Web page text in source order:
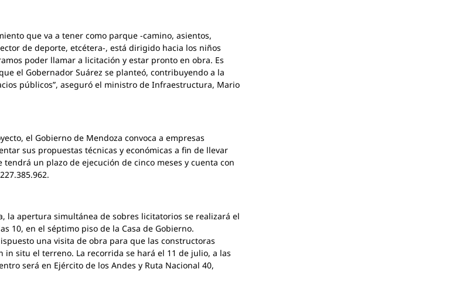
que va a tener como parque -camino, asientos,
de deporte, etcétera-, está dirigido hacia los niños
poder llamar a licitación y estar pronto en obra. Es
el Gobernador Suárez se planteó, contribuyendo a la
públicos”, aseguró el ministro de Infraestructura, Mario
el Gobierno de Mendoza convoca a empresas
sus propuestas técnicas y económicas a fin de llevar
un plazo de ejecución de cinco meses y cuenta con
la apertura simultánea de sobres licitatorios se realizará el
10, en el séptimo piso de la Casa de Gobierno.
una visita de obra para que las constructoras
in situ el terreno. La recorrida se hará el 11 de julio, a las
será en Ejército de los Andes y Ruta Nacional 40,